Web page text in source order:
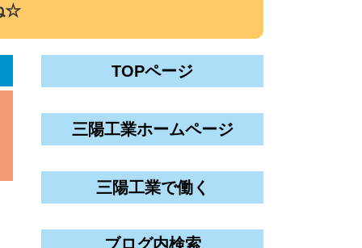
☆
TOPページ
三陽工業ホームページ
三陽工業で働く
ブログ内検索